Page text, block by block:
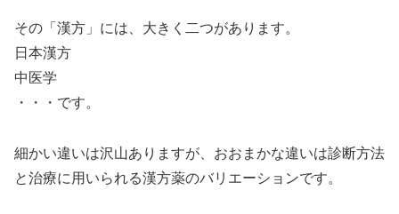
その「漢方」には、大きく二つがあります。
日本漢方
中医学
・・・です。
細かい違いは沢山ありますが、おおまかな違いは診断方法
と治療に用いられる漢方薬のバリエーションです。